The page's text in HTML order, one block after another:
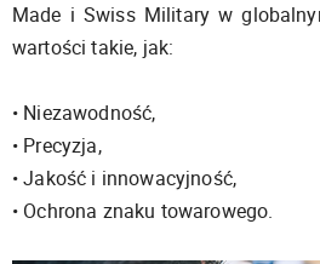
Made i Swiss Military w
wartości takie, jak:
• Niezawodność,
• Precyzja,
• Jakość i innowacyjność,
• Ochrona znaku towarowego.